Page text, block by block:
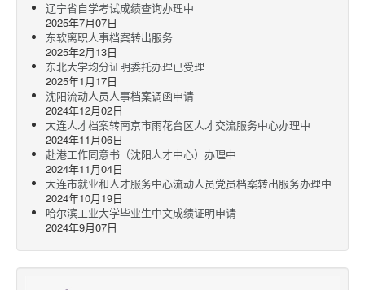
辽宁省自学考试成绩查询办理中
2025年7月07日
东软离职人事档案转出服务
2025年2月13日
东北大学均分证明委托办理已受理
2025年1月17日
沈阳流动人员人事档案调函申请
2024年12月02日
大连人才档案转南京市雨花台区人才交流服务中心办理中
2024年11月06日
赴港工作同意书（沈阳人才中心）办理中
2024年11月04日
大连市就业和人才服务中心流动人员党员档案转出服务办理中
2024年10月19日
哈尔滨工业大学毕业生中文成绩证明申请
2024年9月07日